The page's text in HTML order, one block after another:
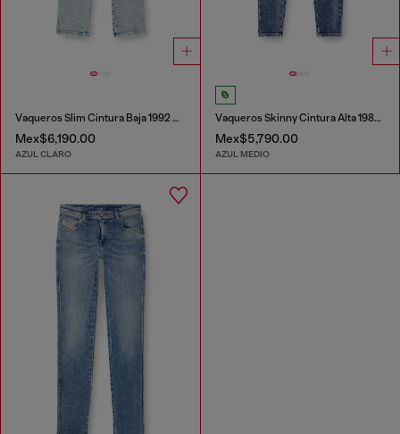
Vaqueros Slim Cintura Baja 1992 D-Jiann
Mex$6,190.00
AZUL CLARO
Vaqueros Skinny Cintura Alta 1984 Slandy-High
Mex$5,790.00
AZUL MEDIO